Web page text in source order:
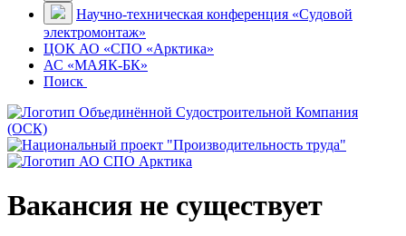
Научно-техническая конференция «Судовой
электромонтаж»
ЦОК АО «СПО «Арктика»
АС «МАЯК-БК»
Поиск
Вакансия не существует